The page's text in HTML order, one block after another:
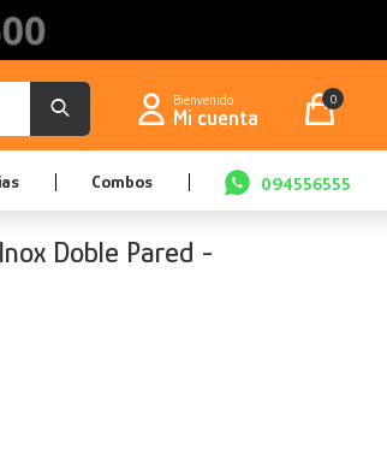
Combos 094556555
0
Doble Pared -